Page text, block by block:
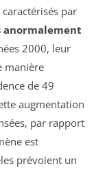
par
2000, leur
manière
de 49
augmentation
par rapport
est
prévoient un